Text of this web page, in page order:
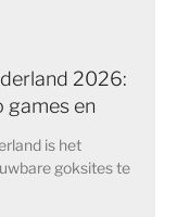
2026:
games en
is het
goksites te